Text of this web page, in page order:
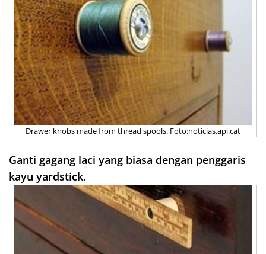
Drawer knobs made from thread spools. Foto:noticias.api.cat
Ganti gagang laci yang biasa dengan penggaris
kayu yardstick.